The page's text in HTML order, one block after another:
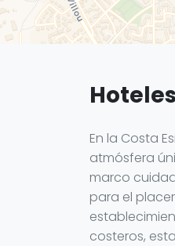
En la Costa
atmósfera
marco
para el
costeros,